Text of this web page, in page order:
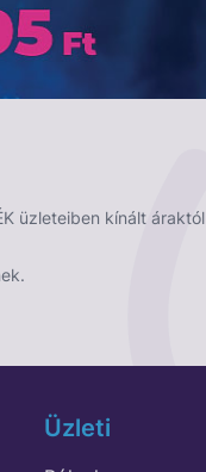
üzleteiben kínált áraktól
Üzleti